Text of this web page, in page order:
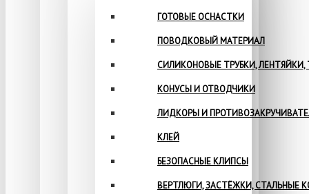
ГОТОВЫЕ ОСНАСТКИ
ПОВОДКОВЫЙ МАТЕРИАЛ
СИЛИКОНОВЫЕ ТРУБКИ,
КОНУСЫ И ОТВОДЧИКИ
ЛИДКОРЫ И
КЛЕЙ
БЕЗОПАСНЫЕ КЛИПСЫ
ВЕРТЛЮГИ, ЗАСТЁЖКИ, СТАЛЬНЫЕ